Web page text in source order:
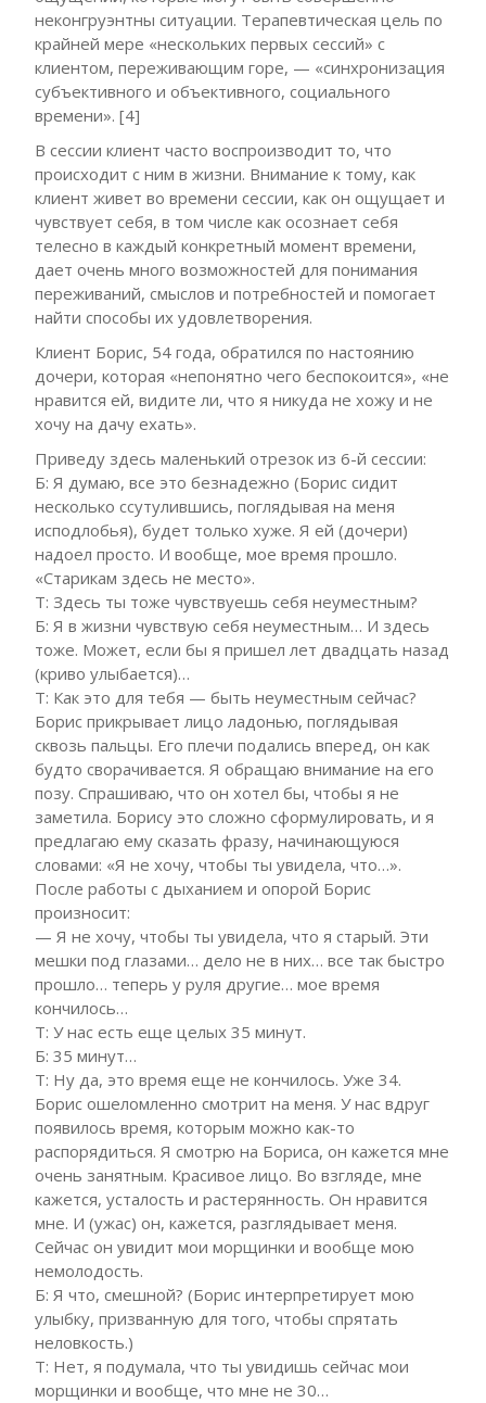
неконгруэнтны ситуации. Терапевтическая цель по
крайней мере «нескольких первых сессий» с
клиентом, переживающим горе, — «синхронизация
субъективного и объективного, социального
времени». [4]
В сессии клиент часто воспроизводит то, что
происходит с ним в жизни. Внимание к тому, как
клиент живет во времени сессии, как он ощущает и
чувствует себя, в том числе как осознает себя
телесно в каждый конкретный момент времени,
дает очень много возможностей для понимания
переживаний, смыслов и потребностей и помогает
найти способы их удовлетворения.
Клиент Борис, 54 года, обратился по настоянию
дочери, которая «непонятно чего беспокоится», «не
нравится ей, видите ли, что я никуда не хожу и не
хочу на дачу ехать».
Приведу здесь маленький отрезок из 6-й сессии:
Б: Я думаю, все это безнадежно (Борис сидит
несколько ссутулившись, поглядывая на меня
исподлобья), будет только хуже. Я ей (дочери)
надоел просто. И вообще, мое время прошло.
«Старикам здесь не место».
Т: Здесь ты тоже чувствуешь себя неуместным?
Б: Я в жизни чувствую себя неуместным… И здесь
тоже. Может, если бы я пришел лет двадцать назад
(криво улыбается)…
Т: Как это для тебя — быть неуместным сейчас?
Борис прикрывает лицо ладонью, поглядывая
сквозь пальцы. Его плечи подались вперед, он как
будто сворачивается. Я обращаю внимание на его
позу. Спрашиваю, что он хотел бы, чтобы я не
заметила. Борису это сложно сформулировать, и я
предлагаю ему сказать фразу, начинающуюся
словами: «Я не хочу, чтобы ты увидела, что…».
После работы с дыханием и опорой Борис
произносит:
— Я не хочу, чтобы ты увидела, что я старый. Эти
мешки под глазами… дело не в них… все так быстро
прошло… теперь у руля другие… мое время
кончилось…
Т: У нас есть еще целых 35 минут.
Б: 35 минут…
Т: Ну да, это время еще не кончилось. Уже 34.
Борис ошеломленно смотрит на меня. У нас вдруг
появилось время, которым можно как-то
распорядиться. Я смотрю на Бориса, он кажется мне
очень занятным. Красивое лицо. Во взгляде, мне
кажется, усталость и растерянность. Он нравится
мне. И (ужас) он, кажется, разглядывает меня.
Сейчас он увидит мои морщинки и вообще мою
немолодость.
Б: Я что, смешной? (Борис интерпретирует мою
улыбку, призванную для того, чтобы спрятать
неловкость.)
Т: Нет, я подумала, что ты увидишь сейчас мои
морщинки и вообще, что мне не 30…